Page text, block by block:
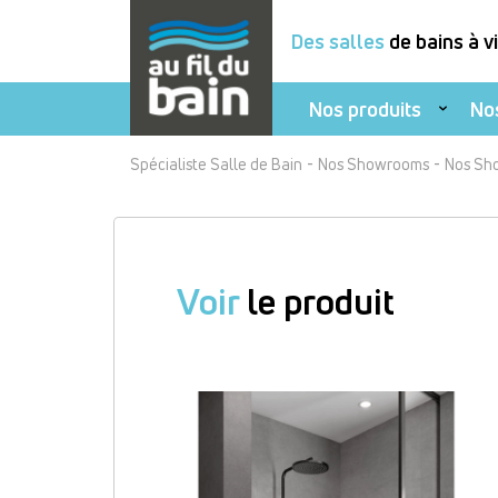
Des salles de bains à
Nos produits
Spécialiste Salle de Bain - Nos Showrooms - Nos
Voirle produit